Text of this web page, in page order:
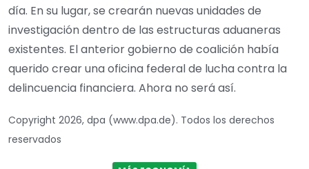
día. En su lugar, se crearán nuevas unidades de
investigación dentro de las estructuras aduaneras
existentes. El anterior gobierno de coalición había
querido crear una oficina federal de lucha contra la
delincuencia financiera. Ahora no será así.
Copyright 2026, dpa (www.dpa.de). Todos los derechos
reservados